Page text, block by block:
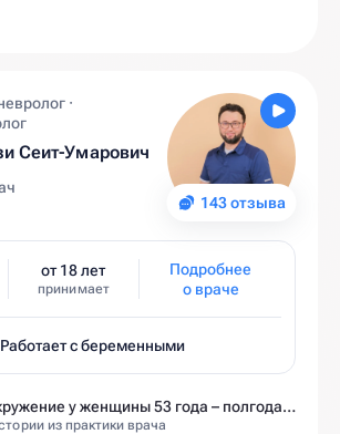
143 отзыва
·
Сеит-Умарович
от 18 лет
принимает
Подробнее
о враче
Работает с беременными
Головокружение у женщины 53 года – полгода без диагноза и 6 занятий до результата
из практики врача